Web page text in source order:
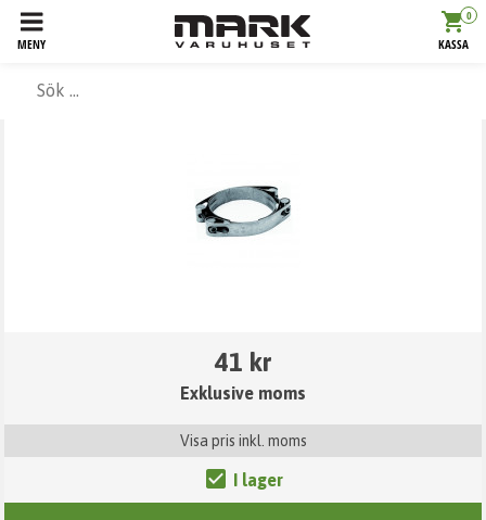
MENY
0
KASSA
41 kr
Exklusive moms
Visa pris inkl. moms
I lager